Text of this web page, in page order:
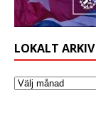
LOKALT ARKIV